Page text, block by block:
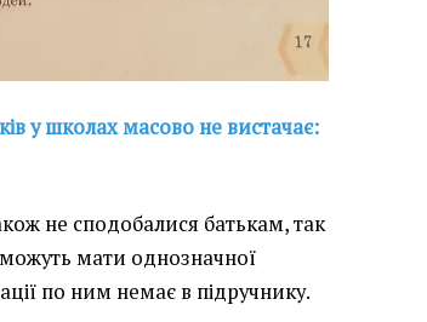
у школах масово не вистачає:
не сподобалися батькам, так
мати однозначної
по ним немає в підручнику.